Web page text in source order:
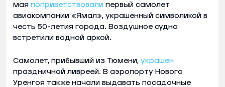
мая поприветствовали первый самолет
авиакомпании «Ямал», украшенный символикой в
честь 50-летия города. Воздушное судно
встретили водной аркой.
Самолет, прибывший из Тюмени, украшен
праздничной ливреей. В аэропорту Нового
Уренгоя также начали выдавать посадочные